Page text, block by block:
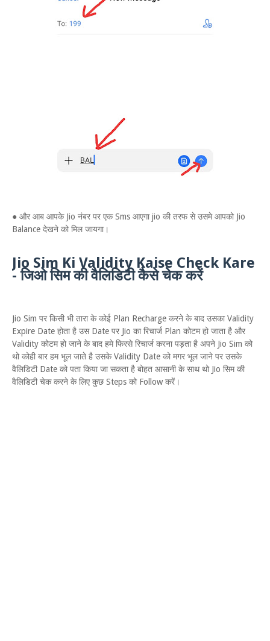
● और आब आपके Jio नंबर पर एक Sms आएगा jio की तरफ से उसमे आपको Jio
Balance देखने को मिल जायगा।
Jio Sim Ki Validity Kaise Check Kare
- जिओ सिम की वैलिडिटी कैसे चेक करें
Jio Sim पर किसी भी तारा के कोई Plan Recharge करने के बाद उसका Validity
Expire Date होता है उस Date पर Jio का रिचार्ज Plan कोटम हो जाता है और
Validity कोटम हो जाने के बाद हमे फिरसे रिचार्ज करना पड़ता है अपने Jio Sim को
थो कोही बार हम भूल जाते है उसके Validity Date को मगर भूल जाने पर उसके
वैलिडिटी Date को पता किया जा सकता है बोहत आसानी के साथ थो Jio सिम की
वैलिडिटी चेक करने के लिए कुछ Steps को Follow करें।